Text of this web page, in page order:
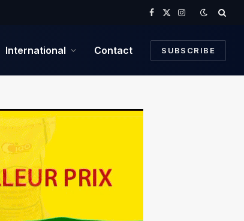
Facebook
X
Instagram
International Contact SUBSCRIBE